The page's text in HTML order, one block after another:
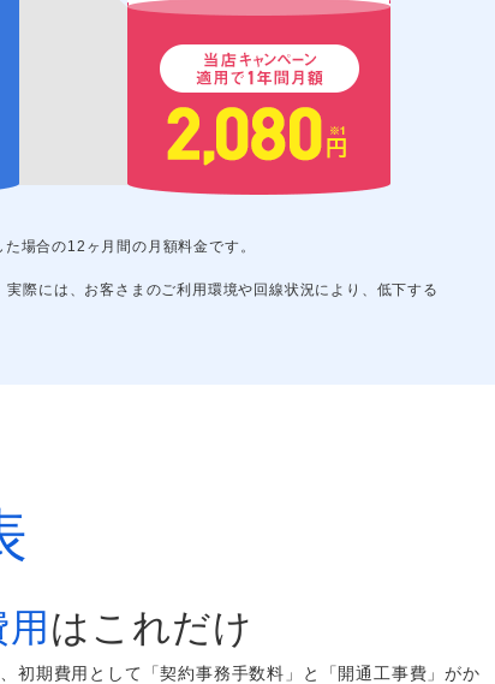
場合の12ヶ月間の月額料金です。
際には、お客さまのご利用環境や回線状況により、低下する
はこれだけ
初期費用として「契約事務手数料」と「開通工事費」がか